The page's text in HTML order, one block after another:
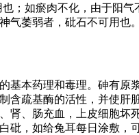
；如瘀肉不化，由于阳气
气萎弱者，砒石不可用也。
基本药理和毒理。砷有原
含疏基酶的活性，并使肝
肾、肠充血，上皮细胞坏
砒，如给兔耳每日涂敷，